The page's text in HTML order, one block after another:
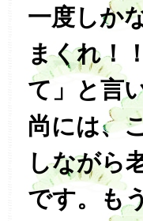
一度しか
まくれ！
て」と言
尚には、
しながら
です。も